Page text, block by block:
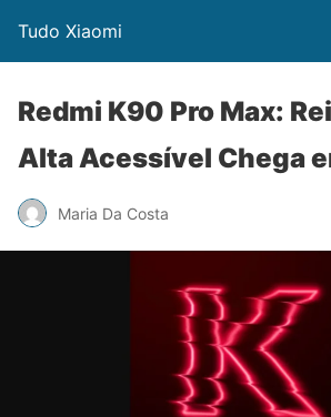
Tudo Xiaomi
Redmi K90 Pro Max:
Alta Acessível Chega
Maria Da Costa